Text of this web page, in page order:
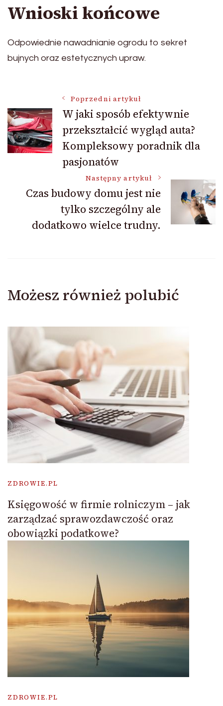
Wnioski końcowe
Odpowiednie nawadnianie ogrodu to sekret
bujnych oraz estetycznych upraw.
Nawigacja
wpisu
Poprzedni artykuł
W jaki sposób efektywnie
przekształcić wygląd auta?
Kompleksowy poradnik dla
pasjonatów
Następny artykuł
Czas budowy domu jest nie
tylko szczególny ale
dodatkowo wielce trudny.
Możesz również polubić
ZDROWIE.PL
Księgowość w firmie rolniczym – jak
zarządzać sprawozdawczość oraz
obowiązki podatkowe?
ZDROWIE.PL